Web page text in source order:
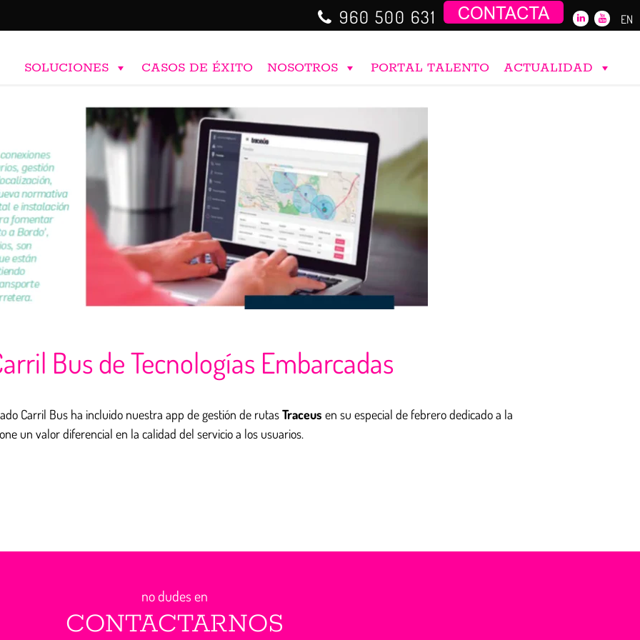
960 500 631 EN
SOLUCIONES CASOS DE ÉXITO NOSOTROS PORTAL TALENTO ACTUALIDAD
Bus de Tecnologías Embarcadas
Carril Bus ha incluido nuestra app de gestión de rutasTraceus en su especial de febrero dedicado a la
un valor diferencial en la calidad del servicio a los usuarios.
no dudes en
CONTACTARNOS